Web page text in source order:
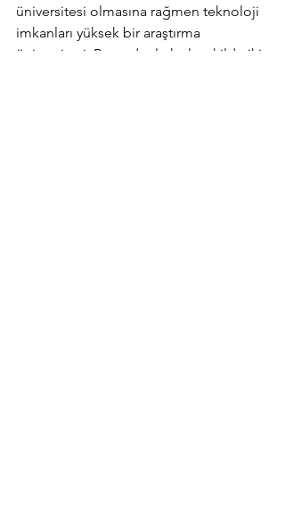
üniversitesi olmasına rağmen teknoloji
imkanları yüksek bir araştırma
üniversitesi. Bu nedenle hızlı şekilde iki